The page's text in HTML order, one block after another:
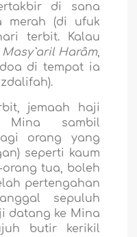
di sana
merah (di ufuk
terbit. Kalau
Masy`aril Harâm,
di tempat ia
jemaah haji
Mina sambil
orang yang
seperti kaum
tua, boleh
pertengahan
sepuluh
datang ke Mina
butir kerikil